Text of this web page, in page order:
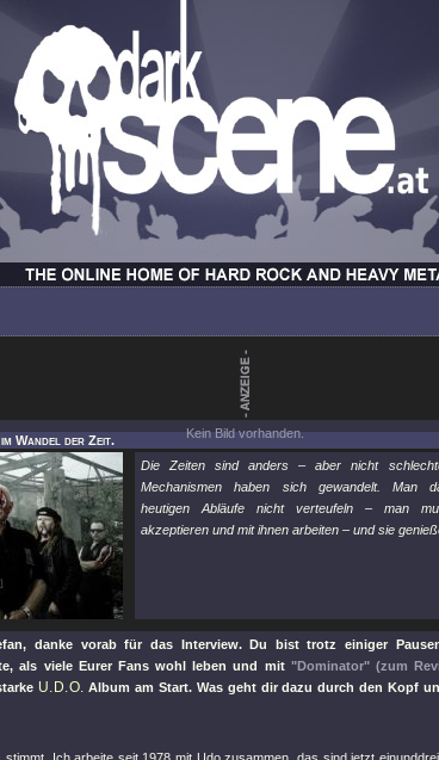
Kein Bild vorhanden.
Wandel der Zeit.
Die Zeiten sind anders – aber nicht
Mechanismen haben sich gewandelt. Man
heutigen Abläufe nicht verteufeln – man
akzeptieren und mit ihnen arbeiten – und sie
danke vorab für das Interview. Du bist trotz einiger
als viele Eurer Fans wohl leben und mit "Dominator" (zum
U.D.O. Album am Start. Was geht dir dazu durch den Kopf